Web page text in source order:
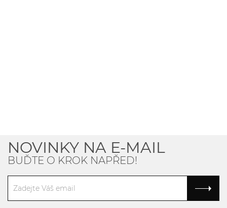
NOVINKY NA E-MAIL
BUĎTE O KROK NAPŘED!